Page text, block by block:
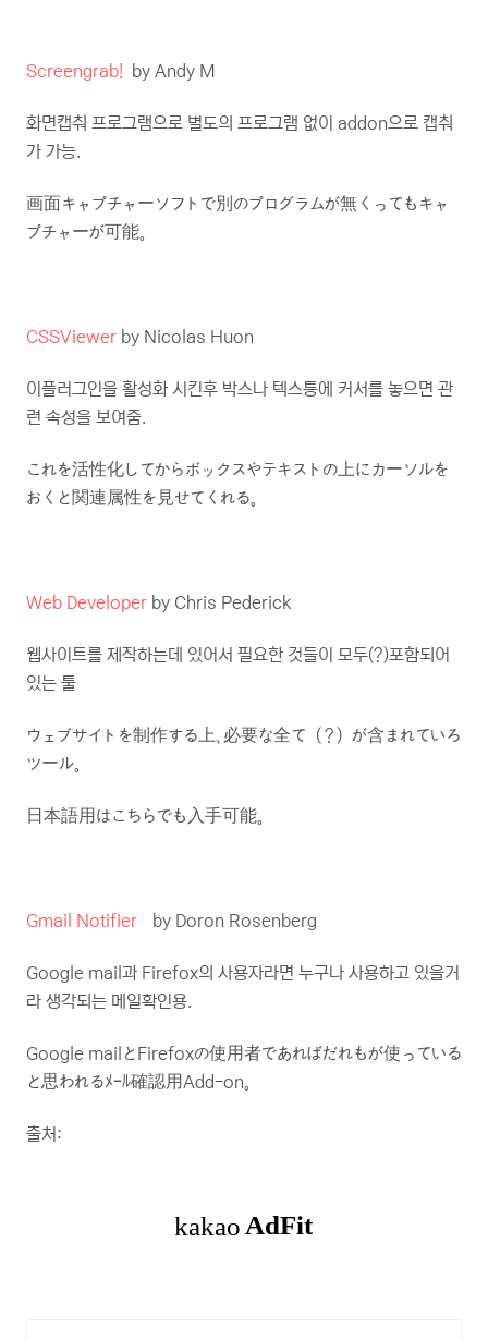
Screengrab! by Andy M
화면캡춰 프로그램으로 별도의 프로그램 없이 addon으로 캡춰
가 가능.
画面キャプチャーソフトで別のプログラムが無くってもキャ
プチャーが可能。
CSSViewer by Nicolas Huon
이플러그인을 활성화 시킨후 박스나 텍스틍에 커서를 놓으면 관
련 속성을 보여줌.
これを活性化してからボックスやテキストの上にカーソルを
おくと関連属性を見せてくれる。
Web Developer by Chris Pederick
웹사이트를 제작하는데 있어서 필요한 것들이 모두(?)포함되어
있는 툴
ウェブサイトを制作する上、必要な全て（？）が含まれていろ
ツール。
日本語用はこちらでも入手可能。
Gmail Notifier by Doron Rosenberg
Google mail과 Firefox의 사용자라면 누구나 사용하고 있을거
라 생각되는 메일확인용.
Google mailとFirefoxの使用者であればだれもが使っている
と思われるﾒｰﾙ確認用Add-on。
출처: